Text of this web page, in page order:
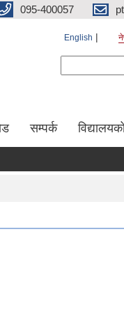
095-400057
English
सम्पर्क